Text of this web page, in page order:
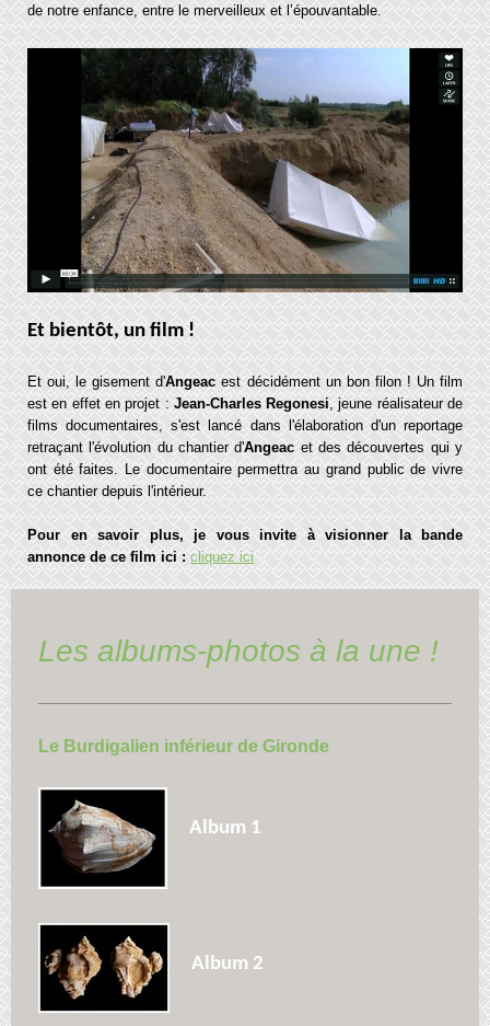
de notre enfance, entre le merveilleux et l’épouvantable.
Et bientôt, un film !
Et oui, le gisement d'Angeacest décidément un bon filon ! Un film
est en effet en projet :Jean-Charles Regonesi, jeune réalisateur de
films documentaires, s'est lancé dans l'élaboration d'un reportage
retraçant l'évolution du chantier d'Angeacet des découvertes qui y
ont été faites. Le documentaire permettra au grand public de vivre
ce chantier depuis l'intérieur.
Pour en savoir plus, je vous invite à visionner la bande
annonce de ce film ici :cliquez ici
Les albums-photos à la une !
Le Burdigalien inférieur de Gironde
Album 1
Album 2